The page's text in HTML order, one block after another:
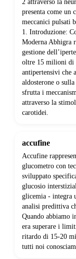
2 attraverso la
presenta come un
meccanici pulsati
1. Introduzione:
Moderna Abhigra
gestione
oltre 15 milioni di
antipertensivi che
aldosterone o
sfrutta i
attraverso la
carotidei.
accufine
Accufine
glucometro con
sviluppato
glucosio
glicemia - integra
analisi predittiva
Quando abbiamo
era superare i
ritardo di 15-20
tutti noi